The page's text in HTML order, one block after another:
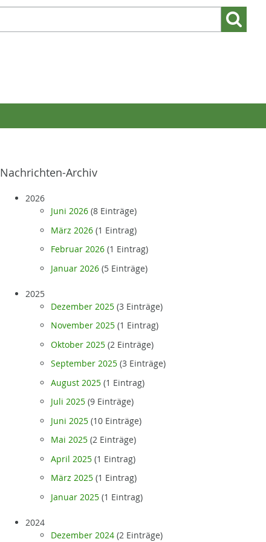
Suchen:
Nachrichten-Archiv
2026
Juni 2026 (8 Einträge)
März 2026 (1 Eintrag)
Februar 2026 (1 Eintrag)
Januar 2026 (5 Einträge)
2025
Dezember 2025 (3 Einträge)
November 2025 (1 Eintrag)
Oktober 2025 (2 Einträge)
September 2025 (3 Einträge)
August 2025 (1 Eintrag)
Juli 2025 (9 Einträge)
Juni 2025 (10 Einträge)
Mai 2025 (2 Einträge)
April 2025 (1 Eintrag)
März 2025 (1 Eintrag)
Januar 2025 (1 Eintrag)
2024
Dezember 2024 (2 Einträge)